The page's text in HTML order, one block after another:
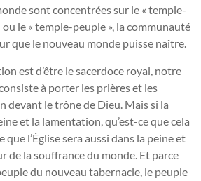
sont concentrées sur le « temple-
le « temple-peuple », la communauté
que le nouveau monde puisse naître.
est d’être le sacerdoce royal, notre
à porter les prières et les
devant le trône de Dieu. Mais si la
et la lamentation, qu’est-ce que cela
que l’Église sera aussi dans la peine et
de la souffrance du monde. Et parce
du nouveau tabernacle, le peuple